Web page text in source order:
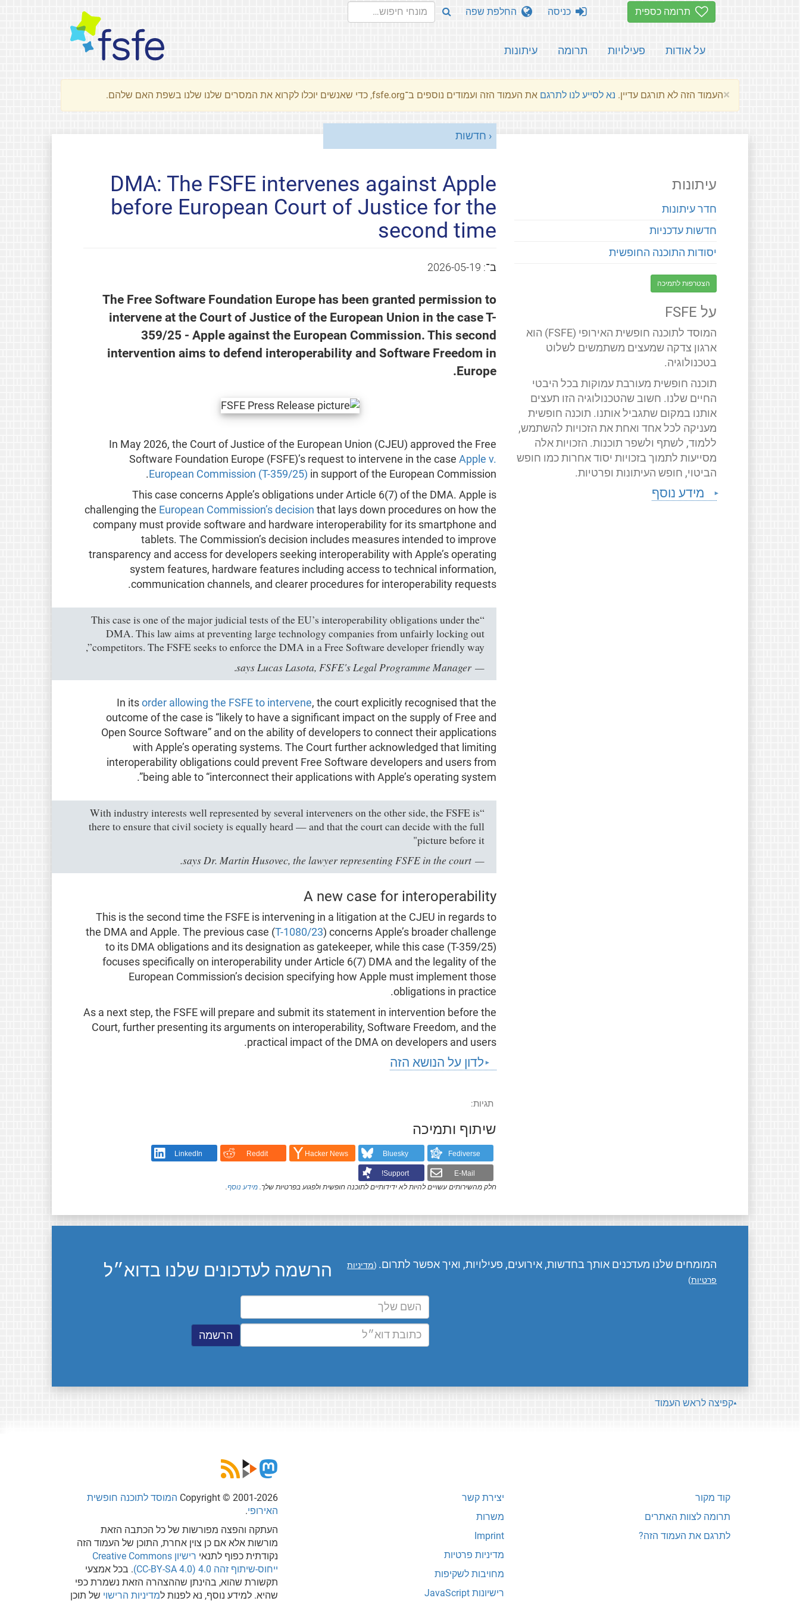
תרומה כספית
על אודות פעילויות תרומה עיתונות
כניסה החלפת שפה
×העמוד הזה לא תורגם עדיין. נא לסייע לנו לתרגם את העמוד הזה ועמודים נוספים ב־fsfe.org, כדי שאנשים יוכלו לקרוא את המסרים שלנו שלנו בשפת האם שלהם.
חדשות
DMA: The FSFE intervenes against Apple
before European Court of Justice for the
second time
ב־: 2026-05-19
The Free Software Foundation Europe has been granted permission to
intervene at the Court of Justice of the European Union in the case T-
359/25 - Apple against the European Commission. This second
intervention aims to defend interoperability and Software Freedom in
Europe.
In May 2026, the Court of Justice of the European Union (CJEU) approved the Free
Software Foundation Europe (FSFE)’s request to intervene in the caseApple v.
European Commission (T-359/25) in support of the European Commission.
This case concerns Apple’s obligations under Article 6(7) of the DMA. Apple is
challenging the European Commission’s decision that lays down procedures on how the
company must provide software and hardware interoperability for its smartphone and
tablets. The Commission’s decision includes measures intended to improve
transparency and access for developers seeking interoperability with Apple’s operating
system features, hardware features including access to technical information,
communication channels, and clearer procedures for interoperability requests.
“This case is one of the major judicial tests of the EU’s interoperability obligations under the
DMA. This law aims at preventing large technology companies from unfairly locking out
competitors. The FSFE seeks to enforce the DMA in a Free Software developer friendly way”,
says Lucas Lasota, FSFE's Legal Programme Manager
.
In itsorder allowing the FSFE to intervene, the court explicitly recognised that the
outcome of the case is “likely to have a significant impact on the supply of Free and
Open Source Software” and on the ability of developers to connect their applications
with Apple’s operating systems. The Court further acknowledged that limiting
interoperability obligations could prevent Free Software developers and users from
being able to “interconnect their applications with Apple’s operating system”.
“With industry interests well represented by several interveners on the other side, the FSFE is
there to ensure that civil society is equally heard — and that the court can decide with the full
picture before it"
says Dr. Martin Husovec, the lawyer representing FSFE in the court.
A new case for interoperability
This is the second time the FSFE is intervening in a litigation at the CJEU in regards to
the DMA and Apple. The previous case (T-1080/23) concerns Apple’s broader challenge
to its DMA obligations and its designation as gatekeeper, while this case (T-359/25)
focuses specifically on interoperability under Article 6(7) DMA and the legality of the
European Commission’s decision specifying how Apple must implement those
obligations in practice.
As a next step, the FSFE will prepare and submit its statement in intervention before the
Court, further presenting its arguments on interoperability, Software Freedom, and the
practical impact of the DMA on developers and users.
לדון על הנושא הזה
תגיות
שיתוף ותמיכה
Fediverse
Bluesky
Hacker News
Reddit
LinkedIn
E-Mail
Support!
חלק מהשירותים עשויים להיות לא ידידותיים לתוכנה חופשית ולפגוע בפרטיות שלך. מידע נוסף.
עיתונות
חדר עיתונות
חדשות עדכניות
יסודות התוכנה החופשית
הצטרפות לתמיכה
על FSFE
המוסד לתוכנה חופשית האירופי (FSFE) הוא
ארגון צדקה שמעצים משתמשים לשלוט
בטכנולוגיה.
תוכנה חופשית מעורבת עמוקות בכל היבטי
החיים שלנו. חשוב שהטכנולוגיה הזו תעצים
אותנו במקום שתגביל אותנו. תוכנה חופשית
מעניקה לכל אחד ואחת את הזכויות להשתמש,
ללמוד, לשתף ולשפר תוכנות. הזכויות אלה
מסייעות לתמוך בזכויות יסוד אחרות כמו חופש
הביטוי, חופש העיתונות ופרטיות.
מידע נוסף
הרשמה לעדכונים שלנו בדוא״ל המומחים שלנו מעדכנים אותך בחדשות, אירועים, פעילויות, ואיך אפשר לתרום. (מדיניות
פרטיות)
קפיצה לראש העמוד
Copyright © 2001-2026 המוסד לתוכנה חופשית
האירופי.
העתקה והפצה מפורשות של כל הכתבה הזאת
מורשות אלא אם כן צוין אחרת, התוכן של העמוד הזה
נקודתית כפוף לתנאי
רישיון Creative Commons
ייחוס-שיתוף זהה 4.0 (CC-BY-SA 4.0)
. בכל אמצעי
תקשורת שהוא, בהינתן שההצהרה הזאת נשמרת כפי
שהיא. למידע נוסף, נא לפנות למדיניות הרישוי של תוכן
יצירת קשר
משרות
Imprint
מדיניות פרטיות
מחויבות לשקיפות
רישיונות JavaScript
קוד מקור
תרומה לצוות האתרים
לתרגם את העמוד הזה?